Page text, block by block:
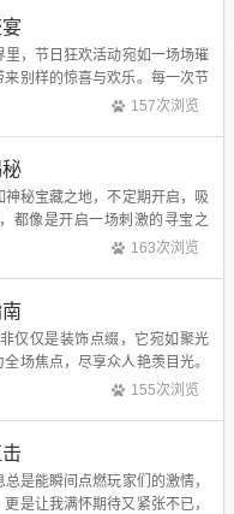
，节日狂欢活动宛如一场场璀
别样的惊喜与欢乐。每一次节
民狂欢。新春佳节之际，游戏
157次浏览
秘宝藏之地，不定期开启，吸
都像是开启一场刺激的寻宝之
副本刚现世，独特氛围便扑面
163次浏览
仅仅是装饰点缀，它宛如聚光
场焦点，尽享众人艳羡目光。
。了解光环基础属性与风格，
155次浏览
是能瞬间点燃玩家们的激情，
是让我满怀期待又紧张不已，